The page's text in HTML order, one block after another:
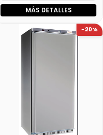
Marca
Cargando…
Medidas
Cargando…
MÁS DETALLES
-20%